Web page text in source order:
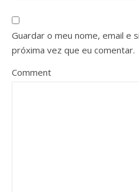
Guardar o meu nome, email e
próxima vez que eu comentar.
Comment